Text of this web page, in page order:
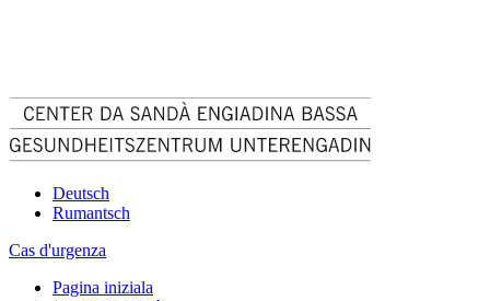
Deutsch
Rumantsch
Cas d'urgenza
Pagina iniziala